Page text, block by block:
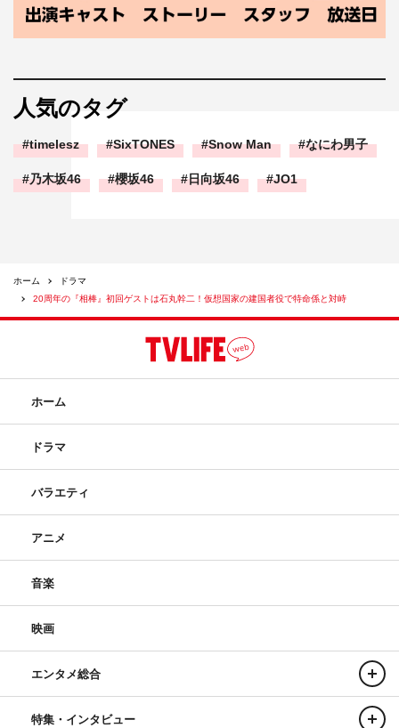
人気のタグ
timelesz SixTONES Snow Man なにわ男子
乃木坂46 櫻坂46 日向坂46 JO1
ホーム
ドラマ
20周年の『相棒』初回ゲストは石丸幹二！仮想国家の建国者役で特命係と対峙
ホーム
ドラマ
バラエティ
アニメ
音楽
映画
エンタメ総合
特集・インタビュー